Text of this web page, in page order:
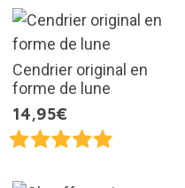
Cendrier original en
forme de lune
14,95€